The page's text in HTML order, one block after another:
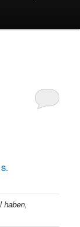
haben,